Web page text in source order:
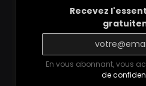
Recevez
En vous abonnant, vous
de